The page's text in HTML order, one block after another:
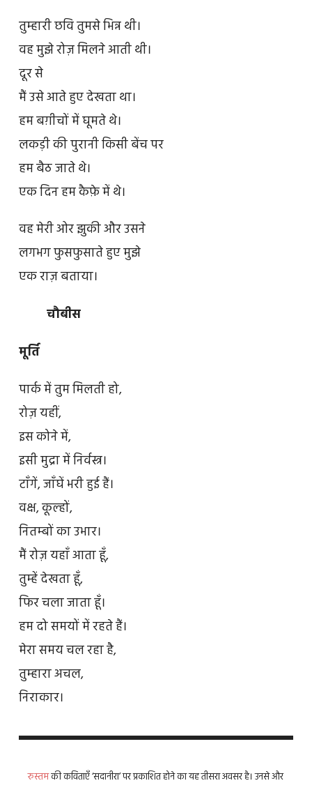
तुम्हारी छवि तुमसे भिन्न थी।
वह मुझे रोज़ मिलने आती थी।
दूर से
मैं उसे आते हुए देखता था।
हम बग़ीचों में घूमते थे।
लकड़ी की पुरानी किसी बेंच पर
हम बैठ जाते थे।
एक दिन हम कैफ़े में थे।
वह मेरी ओर झुकी और उसने
लगभग फुसफुसाते हुए मुझे
एक राज़ बताया।
चौबीस
मूर्ति
पार्क में तुम मिलती हो,
रोज़ यहीं,
इस कोने में,
इसी मुद्रा में निर्वस्त्र।
टाँगें, जाँघें भरी हुई हैं।
वक्ष, कूल्हों,
नितम्बों का उभार।
मैं रोज़ यहाँ आता हूँ,
तुम्हें देखता हूँ,
फिर चला जाता हूँ।
हम दो समयों में रहते हैं।
मेरा समय चल रहा है,
तुम्हारा अचल,
निराकार।
रुस्तमकी कविताएँ ‘सदानीरा’ पर प्रकाशित होने का यह तीसरा अवसर है। उनसे और